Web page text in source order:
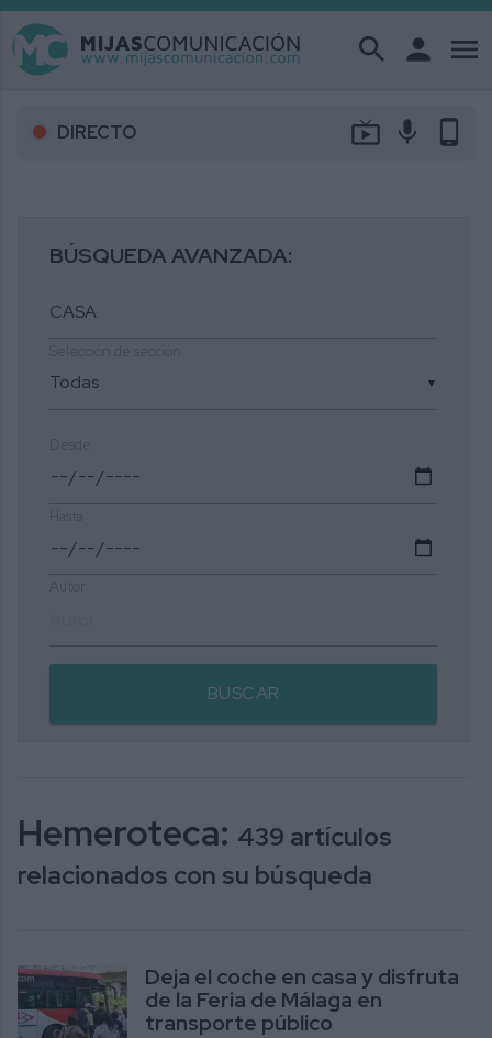
search person menu
DIRECTO live_tv mic phone_android
BÚSQUEDA AVANZADA:
▼
BUSCAR
Hemeroteca: 439 artículos
relacionados con su búsqueda
Deja el coche en casa y disfruta
de la Feria de Málaga en
transporte público